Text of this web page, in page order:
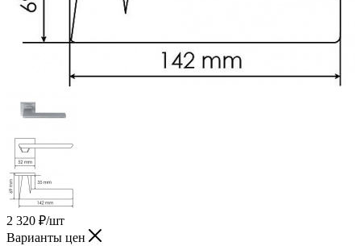
2 320 ₽/шт
Варианты цен